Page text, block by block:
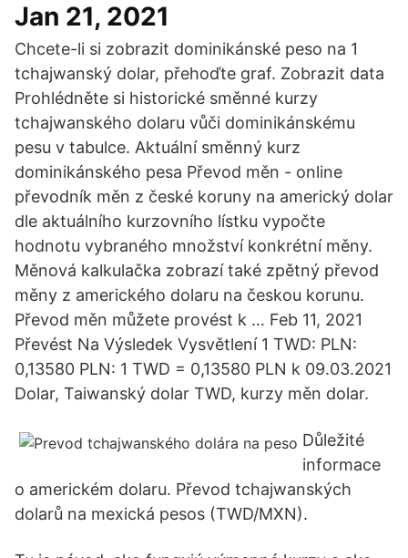
Jan 21, 2021
Chcete-li si zobrazit dominikánské peso na 1
tchajwanský dolar, přehoďte graf. Zobrazit data
Prohlédněte si historické směnné kurzy
tchajwanského dolaru vůči dominikánskému
pesu v tabulce. Aktuální směnný kurz
dominikánského pesa Převod měn - online
převodník měn z české koruny na americký dolar
dle aktuálního kurzovního lístku vypočte
hodnotu vybraného množství konkrétní měny.
Měnová kalkulačka zobrazí také zpětný převod
měny z amerického dolaru na českou korunu.
Převod měn můžete provést k … Feb 11, 2021
Převést Na Výsledek Vysvětlení 1 TWD: PLN:
0,13580 PLN: 1 TWD = 0,13580 PLN k 09.03.2021
Dolar, Taiwanský dolar TWD, kurzy měn dolar.
Důležité
informace
o americkém dolaru. Převod tchajwanských
dolarů na mexická pesos (TWD/MXN).